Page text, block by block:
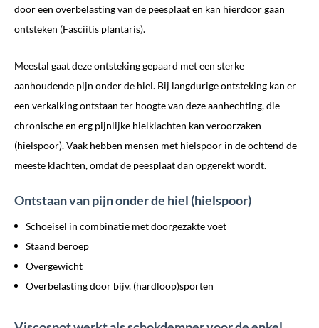
door een overbelasting van de peesplaat en kan hierdoor gaan
ontsteken (Fasciitis plantaris).
Meestal gaat deze ontsteking gepaard met een sterke
aanhoudende pijn onder de hiel. Bij langdurige ontsteking kan er
een verkalking ontstaan ter hoogte van deze aanhechting, die
chronische en erg pijnlijke hielklachten kan veroorzaken
(hielspoor). Vaak hebben mensen met hielspoor in de ochtend de
meeste klachten, omdat de peesplaat dan opgerekt wordt.
Ontstaan van pijn onder de hiel (hielspoor)
Schoeisel in combinatie met doorgezakte voet
Staand beroep
Overgewicht
Overbelasting door bijv. (hardloop)sporten